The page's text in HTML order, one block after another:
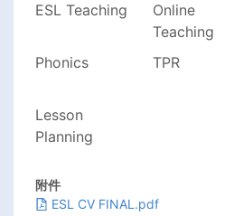
ESL Teaching
Online
Teaching
Phonics
TPR
Lesson
Planning
附件
ESL CV FINAL.pdf